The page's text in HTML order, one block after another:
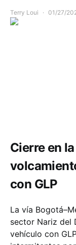
Terry Loui 01/27/
Cierre en
con GLP
La vía
sector Nariz del
vehículo con